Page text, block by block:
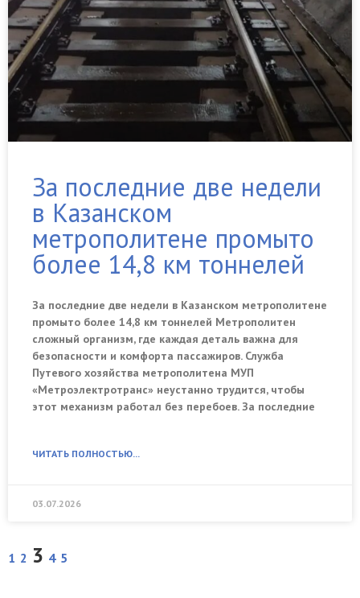
За последние две недели
в Казанском
метрополитене промыто
более 14,8 км тоннелей
За последние две недели в Казанском метрополитене
промыто более 14,8 км тоннелей Метрополитен
сложный организм, где каждая деталь важна для
безопасности и комфорта пассажиров. Служба
Путевого хозяйства метрополитена МУП
«Метроэлектротранс» неустанно трудится, чтобы
этот механизм работал без перебоев. За последние
ЧИТАТЬ ПОЛНОСТЬЮ...
03.07.2026
1 2 3 4 5